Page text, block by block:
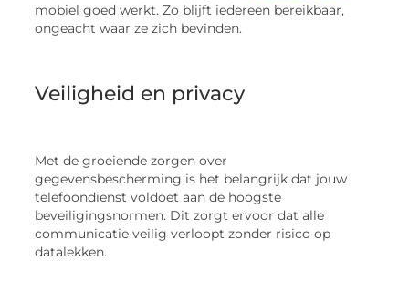
mobiel goed werkt. Zo blijft iedereen bereikbaar,
ongeacht waar ze zich bevinden.
Veiligheid en privacy
Met de groeiende zorgen over
gegevensbescherming is het belangrijk dat jouw
telefoondienst voldoet aan de hoogste
beveiligingsnormen. Dit zorgt ervoor dat alle
communicatie veilig verloopt zonder risico op
datalekken.